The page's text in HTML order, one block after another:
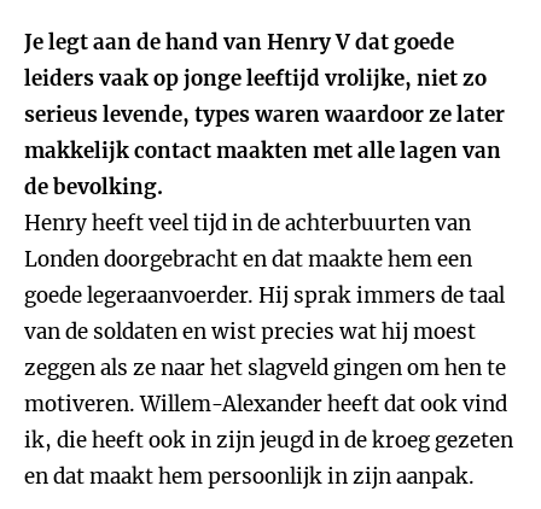
Je legt aan de hand van Henry V dat goede
leiders vaak op jonge leeftijd vrolijke, niet zo
serieus levende, types waren waardoor ze later
makkelijk contact maakten met alle lagen van
de bevolking.
Henry heeft veel tijd in de achterbuurten van
Londen doorgebracht en dat maakte hem een
goede legeraanvoerder. Hij sprak immers de taal
van de soldaten en wist precies wat hij moest
zeggen als ze naar het slagveld gingen om hen te
motiveren. Willem-Alexander heeft dat ook vind
ik, die heeft ook in zijn jeugd in de kroeg gezeten
en dat maakt hem persoonlijk in zijn aanpak.